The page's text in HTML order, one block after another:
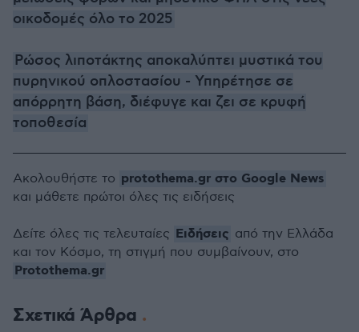
οικοδομές όλο το 2025
Ρώσος λιποτάκτης αποκαλύπτει μυστικά του
πυρηνικού οπλοστασίου - Υπηρέτησε σε
απόρρητη βάση, διέφυγε και ζει σε κρυφή
τοποθεσία
Σχετικά Άρθρα
Ακολουθήστε το protothema.gr στο Google News
και μάθετε πρώτοι όλες τις ειδήσεις
Δείτε όλες τις τελευταίες Ειδήσεις από την Ελλάδα
και τον Κόσμο, τη στιγμή που συμβαίνουν, στο
Protothema.gr